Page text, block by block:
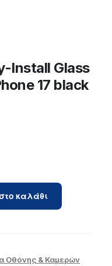
Install Glass
17 black
καλάθι
Οθόνης & Καμερών